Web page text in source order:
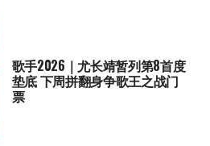
歌手2026｜尤长靖暂列第8首度
垫底 下周拼翻身争歌王之战门
票